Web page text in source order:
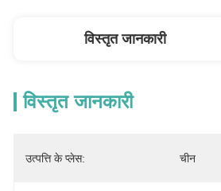
विस्तृत जानकारी
विस्तृत जानकारी
उत्पत्ति के प्लेस: चीन